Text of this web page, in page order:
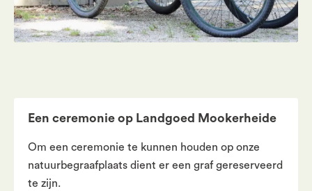
Een ceremonie op Landgoed Mookerheide
Om een ceremonie te kunnen houden op onze
natuurbegraafplaats dient er een graf gereserveerd
te zijn.